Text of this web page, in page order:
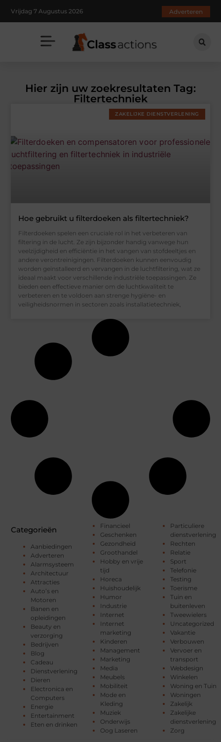
Vrijdag 7 Augustus 2026 Adverteren
Hier zijn uw zoekresultaten Tag:
Filtertechniek
ZAKELIJKE DIENSTVERLENING
Hoe gebruikt u filterdoeken als filtertechniek?
Filterdoeken spelen een cruciale rol in het verbeteren van
filtering in de lucht. Ze zijn bijzonder handig vanwege hun
veelzijdigheid en efficiëntie in het vangen van stofdeeltjes en
andere verontreinigingen. Filterdoeken kunnen eenvoudig
worden geïnstalleerd en vervangen in de luchtfiltering, wat ze
ideaal maakt voor verschillende industriële toepassingen. Ze
bieden een effectieve manier om de luchtkwaliteit te
verbeteren en te voldoen aan strenge hygiëne- en
veiligheidsnormen in sectoren zoals installatietechniek,
Categorieën
Aanbiedingen
Adverteren
Alarmsysteem
Architectuur
Attracties
Auto’s en
Motoren
Banen en
opleidingen
Beauty en
verzorging
Bedrijven
Blog
Cadeau
Dienstverlening
Dieren
Electronica en
Computers
Energie
Entertainment
Eten en drinken
Financieel
Geschenken
Gezondheid
Groothandel
Hobby en vrije
tijd
Horeca
Huishoudelijk
Humor
Industrie
Internet
Internet
marketing
Kinderen
Management
Marketing
Media
Meubels
Mobiliteit
Mode en
Kleding
Muziek
Onderwijs
Oog Laseren
Particuliere
dienstverlening
Rechten
Relatie
Sport
Telefonie
Testing
Toerisme
Tuin en
buitenleven
Tweewielers
Uncategorized
Vakantie
Verbouwen
Vervoer en
transport
Webdesign
Winkelen
Woning en Tuin
Woningen
Zakelijk
Zakelijke
dienstverlening
Zorg